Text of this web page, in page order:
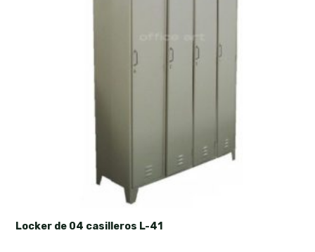
Locker de 04 casilleros L-41